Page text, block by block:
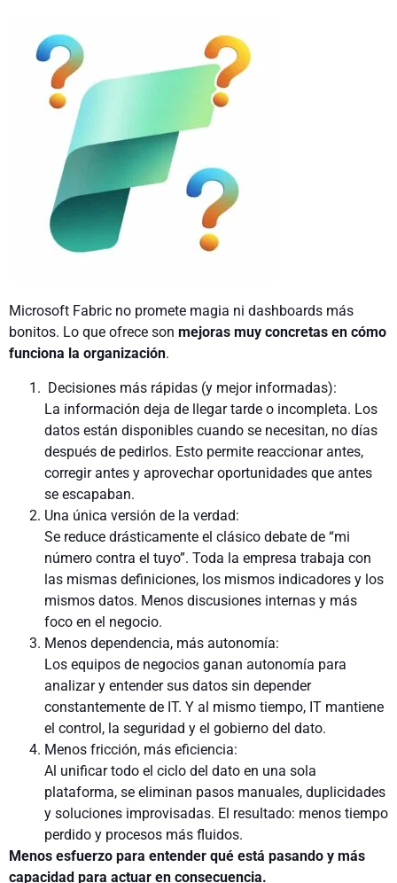
Microsoft Fabric no promete magia ni dashboards más
bonitos. Lo que ofrece son mejoras muy concretas en cómo
funciona la organización.
Decisiones más rápidas (y mejor informadas):
La información deja de llegar tarde o incompleta. Los
datos están disponibles cuando se necesitan, no días
después de pedirlos. Esto permite reaccionar antes,
corregir antes y aprovechar oportunidades que antes
se escapaban.
Una única versión de la verdad:
Se reduce drásticamente el clásico debate de “mi
número contra el tuyo”. Toda la empresa trabaja con
las mismas definiciones, los mismos indicadores y los
mismos datos. Menos discusiones internas y más
foco en el negocio.
Menos dependencia, más autonomía:
Los equipos de negocios ganan autonomía para
analizar y entender sus datos sin depender
constantemente de IT. Y al mismo tiempo, IT mantiene
el control, la seguridad y el gobierno del dato.
Menos fricción, más eficiencia:
Al unificar todo el ciclo del dato en una sola
plataforma, se eliminan pasos manuales, duplicidades
y soluciones improvisadas. El resultado: menos tiempo
perdido y procesos más fluidos.
Menos esfuerzo para entender qué está pasando y más
capacidad para actuar en consecuencia.